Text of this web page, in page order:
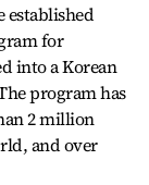
established
for
into a Korean
program has
2 million
and over